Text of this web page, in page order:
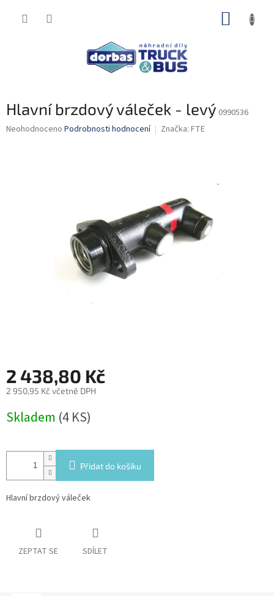
Hlavní brzdový váleček - levý 0990536
Průměrné
Neohodnoceno Podrobnosti hodnocení Značka: FTE
2 438,80 Kč
2 950,95 Kč včetně DPH
cena:
Skladem (4 KS)
Přidat do košíku
Hlavní brzdový váleček
ZEPTAT SE SDÍLET